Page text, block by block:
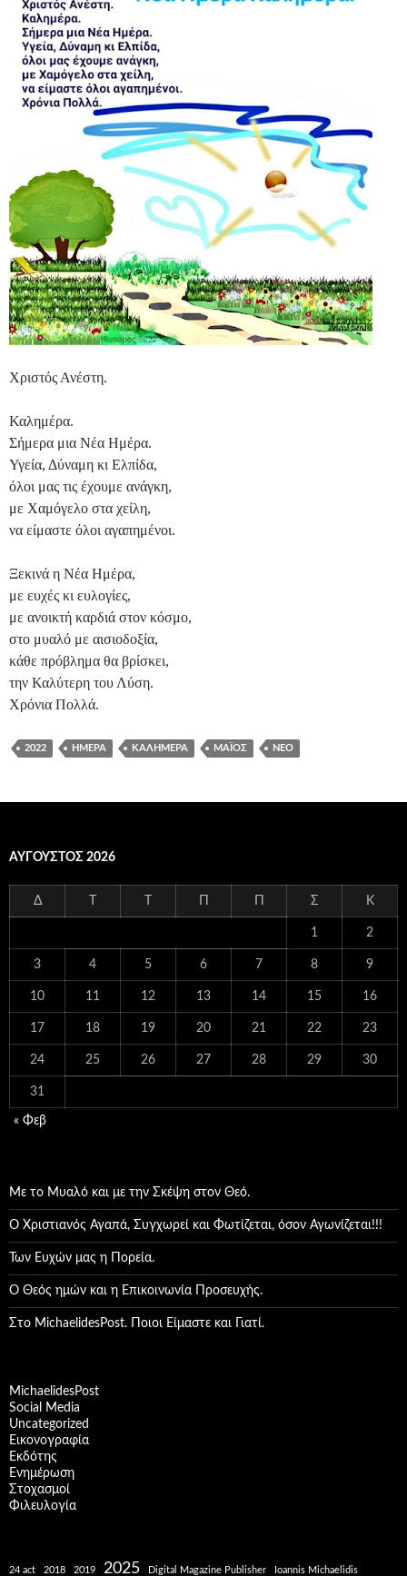
Χριστός Ανέστη.
Καλημέρα.
Σήμερα μια Νέα Ημέρα.
Υγεία, Δύναμη κι Ελπίδα,
όλοι μας τις έχουμε ανάγκη,
με Χαμόγελο στα χείλη,
να είμαστε όλοι αγαπημένοι.
Ξεκινά η Νέα Ημέρα,
με ευχές κι ευλογίες,
με ανοικτή καρδιά στον κόσμο,
στο μυαλό με αισιοδοξία,
κάθε πρόβλημα θα βρίσκει,
την Καλύτερη του Λύση.
Χρόνια Πολλά.
2022 ΗΜΈΡΑ ΚΑΛΗΜΈΡΑ ΜΆΙΟΣ ΝΈΟ
ΑΎΓΟΥΣΤΟΣ 2026
Δ Σ Κ
1 2
3 4 5 6 7 8 9
10 11 12 13 14 15 16
17 18 19 20 21 22 23
24 25 26 27 28 29 30
31
« Φεβ
Με το Μυαλό και με την Σκέψη στον Θεό.
Ο Χριστιανός Αγαπά, Συγχωρεί και Φωτίζεται, όσον Αγωνίζεται!!!
Των Ευχών μας η Πορεία.
Ο Θεός ημών και η Επικοινωνία Προσευχής.
Στο MichaelidesPost. Ποιοι Είμαστε και Γιατί.
MichaelidesPost
Social Media
Uncategorized
Εικονογραφία
Εκδότης
Ενημέρωση
Στοχασμοί
Φιλευλογία
24 act 2018 2019 2025 Digital Magazine Publisher Ioannis Michaelidis